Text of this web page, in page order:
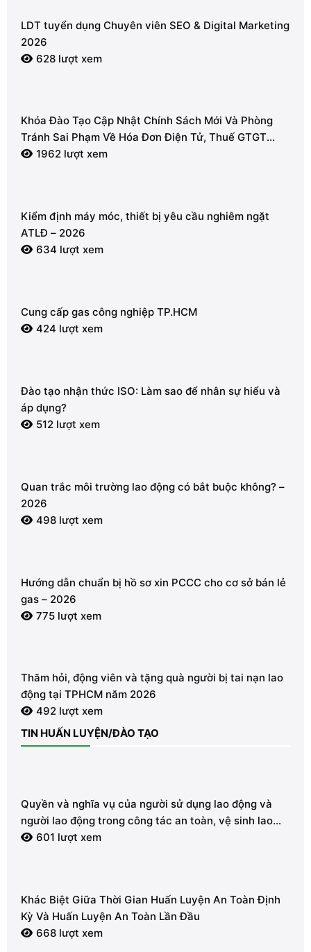
LDT tuyển dụng Chuyên viên SEO & Digital Marketing
2026
628 lượt xem
Khóa Đào Tạo Cập Nhật Chính Sách Mới Và Phòng
Tránh Sai Phạm Về Hóa Đơn Điện Tử, Thuế GTGT
20261962 lượt xem
Kiểm định máy móc, thiết bị yêu cầu nghiêm ngặt
ATLĐ – 2026
634 lượt xem
Cung cấp gas công nghiệp TP.HCM
424 lượt xem
Đào tạo nhận thức ISO: Làm sao để nhân sự hiểu và
áp dụng?
512 lượt xem
Quan trắc môi trường lao động có bắt buộc không? –
2026
498 lượt xem
Hướng dẫn chuẩn bị hồ sơ xin PCCC cho cơ sở bán lẻ
gas – 2026
775 lượt xem
Thăm hỏi, động viên và tặng quà người bị tai nạn lao
động tại TPHCM năm 2026
492 lượt xem
TIN HUẤN LUYỆN/ĐÀO TẠO
Quyền và nghĩa vụ của người sử dụng lao động và
người lao động trong công tác an toàn, vệ sinh lao
động601 lượt xem
Khác Biệt Giữa Thời Gian Huấn Luyện An Toàn Định
Kỳ Và Huấn Luyện An Toàn Lần Đầu
668 lượt xem